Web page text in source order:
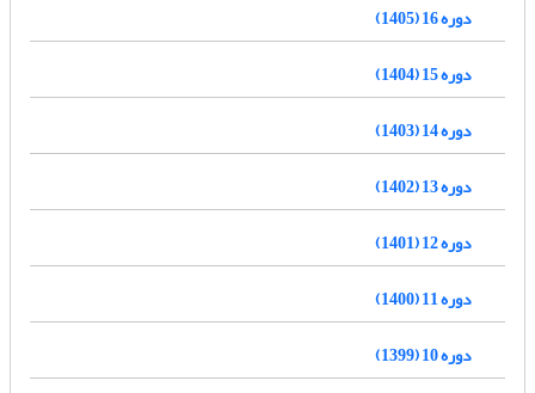
دوره 16 (1405)
دوره 15 (1404)
دوره 14 (1403)
دوره 13 (1402)
دوره 12 (1401)
دوره 11 (1400)
دوره 10 (1399)